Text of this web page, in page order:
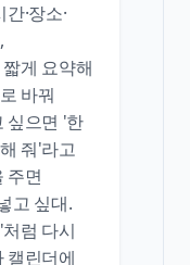
·장소·
게 요약해
바꿔
싶으면 '한
줘'라고
주면
고 싶대.
럼 다시
캘린더에